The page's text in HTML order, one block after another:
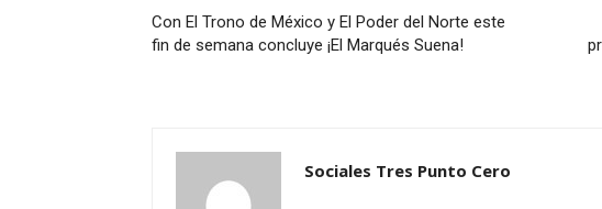
Con El Trono de México y El Poder del Norte este
fin de semana concluye ¡El Marqués Suena!
Sociales Tres Punto Cero